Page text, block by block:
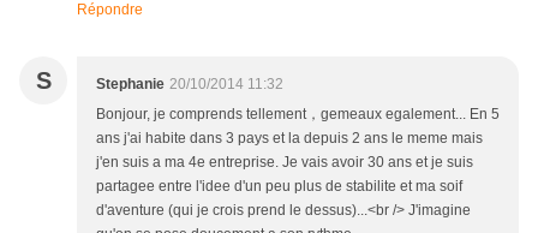
Répondre
S Stephanie 20/10/2014 11:32
Bonjour, je comprends tellement，gemeaux egalement... En 5
ans j'ai habite dans 3 pays et la depuis 2 ans le meme mais
j'en suis a ma 4e entreprise. Je vais avoir 30 ans et je suis
partagee entre l'idee d'un peu plus de stabilite et ma soif
d'aventure (qui je crois prend le dessus)...<br /> J'imagine